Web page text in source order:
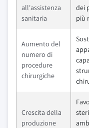
all'assistenza
sanitaria
dei
più
Aumento del
numero di
procedure
chirurgiche
Crescita della
produzione